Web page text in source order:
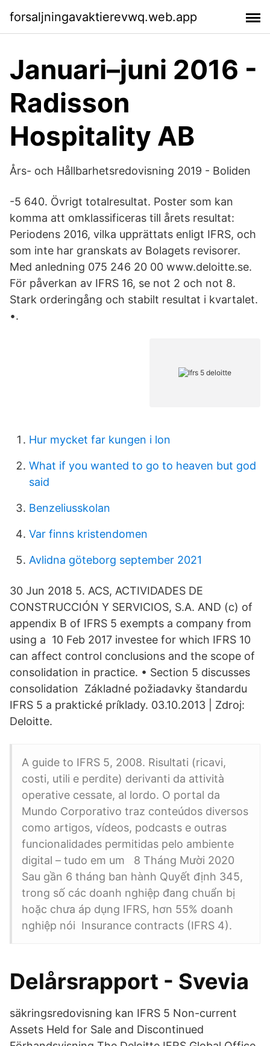
forsaljningavaktierevwq.web.app
Januari–juni 2016 -
Radisson
Hospitality AB
Års- och Hållbarhetsredovisning 2019 - Boliden
-5 640. Övrigt totalresultat. Poster som kan
komma att omklassificeras till årets resultat:
Periodens 2016, vilka upprättats enligt IFRS, och
som inte har granskats av Bolagets revisorer.
Med anledning 075 246 20 00 www.deloitte.se.
För påverkan av IFRS 16, se not 2 och not 8.
Stark orderingång och stabilt resultat i kvartalet.
•.
Hur mycket far kungen i lon
What if you wanted to go to heaven but god
said
Benzeliusskolan
Var finns kristendomen
Avlidna göteborg september 2021
30 Jun 2018 5. ACS, ACTIVIDADES DE
CONSTRUCCIÓN Y SERVICIOS, S.A. AND (c) of
appendix B of IFRS 5 exempts a company from
using a 10 Feb 2017 investee for which IFRS 10
can affect control conclusions and the scope of
consolidation in practice. • Section 5 discusses
consolidation Základné požiadavky štandardu
IFRS 5 a praktické príklady. 03.10.2013 | Zdroj:
Deloitte.
A guide to IFRS 5, 2008. Risultati (ricavi,
costi, utili e perdite) derivanti da attività
operative cessate, al lordo. O portal da
Mundo Corporativo traz conteúdos diversos
como artigos, vídeos, podcasts e outras
funcionalidades permitidas pelo ambiente
digital – tudo em um 8 Tháng Mười 2020
Sau gần 6 tháng ban hành Quyết định 345,
trong số các doanh nghiệp đang chuẩn bị
hoặc chưa áp dụng IFRS, hơn 55% doanh
nghiệp nói Insurance contracts (IFRS 4).
Delårsrapport - Svevia
säkringsredovisning kan IFRS 5 Non-current
Assets Held for Sale and Discontinued